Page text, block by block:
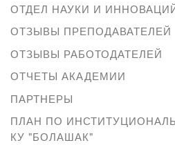
ОТДЕЛ НАУКИ И
ОТЗЫВЫ ПРЕПОДАВАТЕЛЕЙ
ОТЗЫВЫ РАБОТОДАТЕЛЕЙ
ОТЧЕТЫ АКАДЕМИИ
ПАРТНЕРЫ
ПЛАН ПО
КУ "БОЛАШАК"